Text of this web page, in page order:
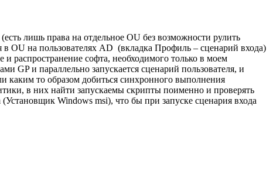
лишь права на отдельное OU без возможности рулить
в OU на пользователях AD (вкладка Профиль – сценарий входа)
распространение софта, необходимого только в моем
GP и параллельно запускается сценарий пользователя, и
каким то образом добиться синхронного выполнения
в них найти запускаемы скрипты поименно и проверять
Windows msi), что бы при запуске сценария входа